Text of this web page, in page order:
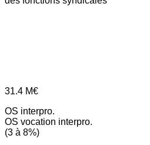
31.4 M€
OS interpro.
OS vocation interpro.
(3 à 8%)